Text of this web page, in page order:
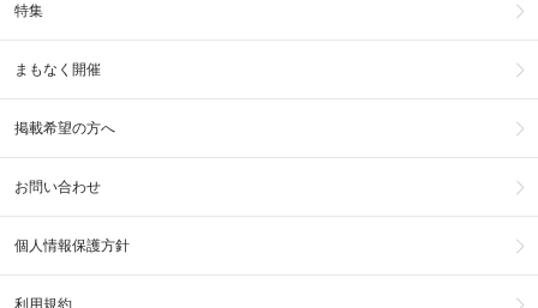
特集
まもなく開催
掲載希望の方へ
お問い合わせ
個人情報保護方針
利用規約